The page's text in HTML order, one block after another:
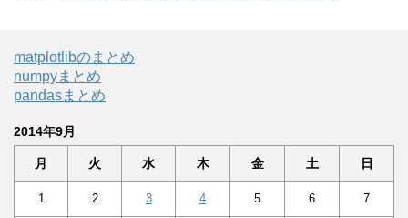
matplotlibのまとめ
numpyまとめ
pandasまとめ
2014年9月
月 火 水 木 金 土 日
1 2 3 4 5 6 7